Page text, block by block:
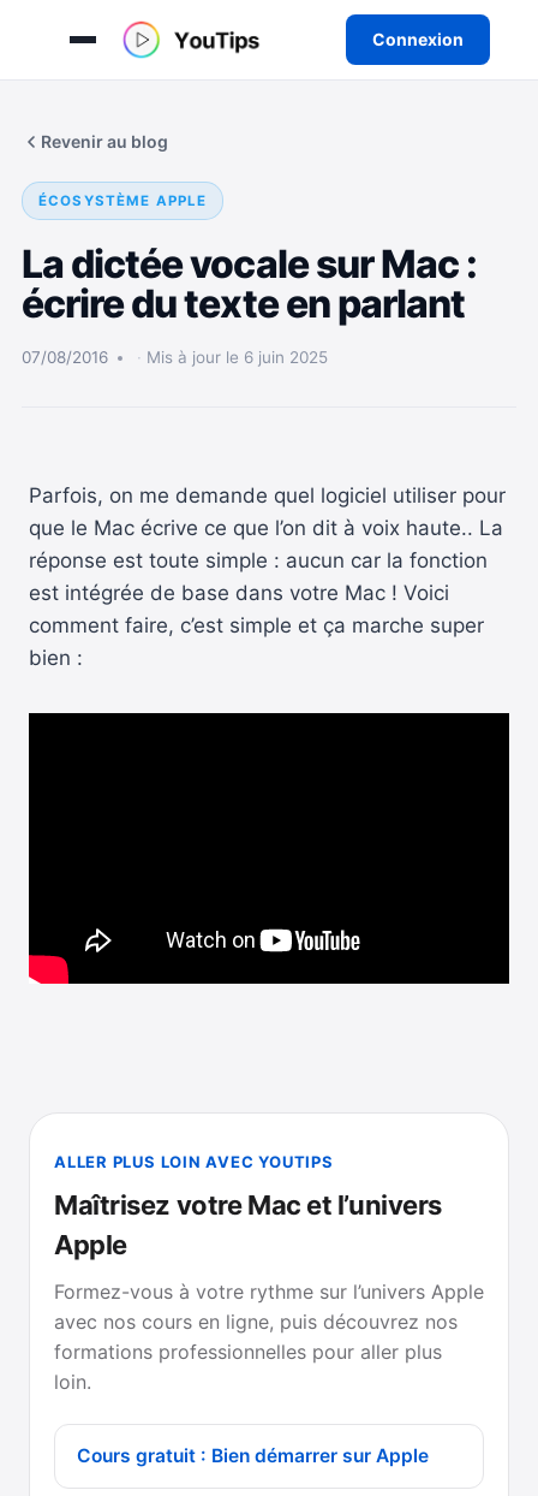
Connexion
Revenir au blog
ÉCOSYSTÈME APPLE
La dictée vocale sur Mac :
écrire du texte en parlant
07/08/2016 Mis à jour le 6 juin 2025
Parfois, on me demande quel logiciel utiliser pour
que le Mac écrive ce que l’on dit à voix haute.. La
réponse est toute simple : aucun car la fonction
est intégrée de base dans votre Mac ! Voici
comment faire, c’est simple et ça marche super
bien :
ALLER PLUS LOIN AVEC YOUTIPS
Maîtrisez votre Mac et l’univers
Apple
Formez-vous à votre rythme sur l’univers Apple
avec nos cours en ligne, puis découvrez nos
formations professionnelles pour aller plus
loin.
Cours gratuit : Bien démarrer sur Apple